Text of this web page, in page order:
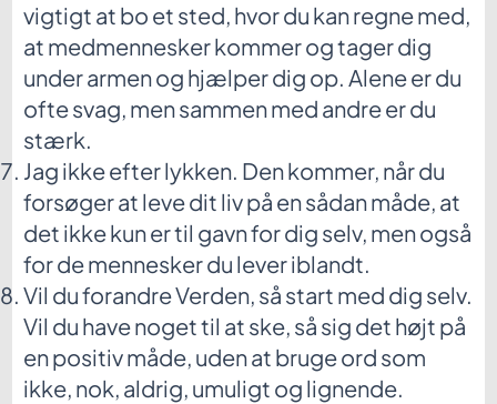
vigtigt at bo et sted, hvor du kan regne med,
at medmennesker kommer og tager dig
under armen og hjælper dig op. Alene er du
ofte svag, men sammen med andre er du
stærk.
Jag ikke efter lykken. Den kommer, når du
forsøger at leve dit liv på en sådan måde, at
det ikke kun er til gavn for dig selv, men også
for de mennesker du lever iblandt.
Vil du forandre Verden, så start med dig selv.
Vil du have noget til at ske, så sig det højt på
en positiv måde, uden at bruge ord som
ikke, nok, aldrig, umuligt og lignende.